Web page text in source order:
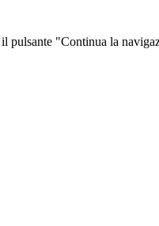
pulsante "Continua la